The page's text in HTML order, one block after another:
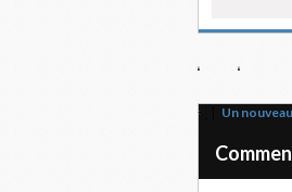
Un